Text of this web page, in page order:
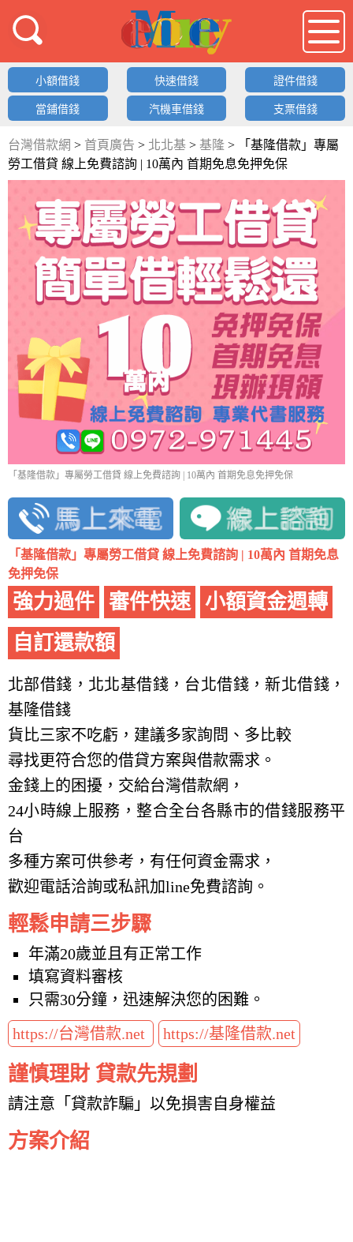
借錢LOGO
小額借錢 快速借錢 證件借錢
當鋪借錢 汽機車借錢 支票借錢
台灣借款網 > 首頁廣告 > 北北基 > 基隆 >
「基隆借款」專屬
勞工借貸 線上免費諮詢 | 10萬內 首期免息免押免保
「基隆借款」專屬勞工借貸 線上免費諮詢 | 10萬內 首期免息免押免保
「基隆借款」專屬勞工借貸 線上免費諮詢 | 10萬內 首期免息
免押免保
強力過件 審件快速
小額資金週轉
自訂還款額
北部借錢，北北基借錢，台北借錢，新北借錢，
基隆借錢
貨比三家不吃虧，建議多家詢問、多比較
尋找更符合您的借貸方案與借款需求。
金錢上的困擾，交給台灣借款網，
24小時線上服務，整合全台各縣市的借錢服務平
台
多種方案可供參考，有任何資金需求，
歡迎電話洽詢或私訊加line免費諮詢。
輕鬆申請三步驟
年滿20歲並且有正常工作
填寫資料審核
只需30分鐘，迅速解決您的困難。
https://台灣借款.net
https://基隆借款.net
謹慎理財 貸款先規劃
請注意「貸款詐騙」以免損害自身權益
方案介紹